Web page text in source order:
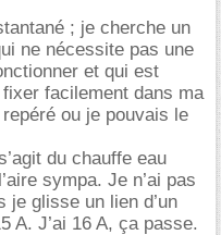
; je cherche un
ne nécessite pas une
et qui est
facilement dans ma
ou je pouvais le
du chauffe eau
sympa. Je n’ai pas
je glisse un lien d’un
A. J’ai 16 A, ça passe.